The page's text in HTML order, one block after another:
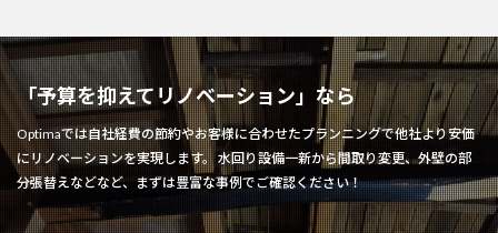
「予算を抑えてリノベーション」なら
Optimaでは自社経費の節約やお客様に合わせたプランニングで他社より安価
にリノベーションを実現します。 水回り設備一新から間取り変更、外壁の部
分張替えなどなど、まずは豊富な事例でご確認ください！